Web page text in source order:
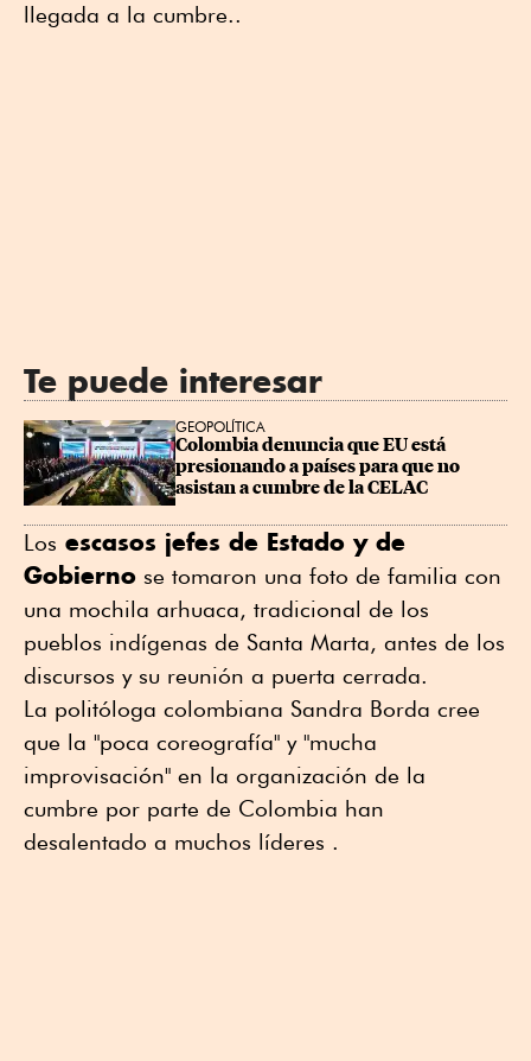
llegada a la cumbre..
Te puede interesar
GEOPOLÍTICA
Colombia denuncia que EU está
presionando a países para que no
asistan a cumbre de la CELAC
Los escasos jefes de Estado y de
Gobierno se tomaron una foto de familia con
una mochila arhuaca, tradicional de los
pueblos indígenas de Santa Marta, antes de los
discursos y su reunión a puerta cerrada.
La politóloga colombiana Sandra Borda cree
que la "poca coreografía" y "mucha
improvisación" en la organización de la
cumbre por parte de Colombia han
desalentado a muchos líderes .